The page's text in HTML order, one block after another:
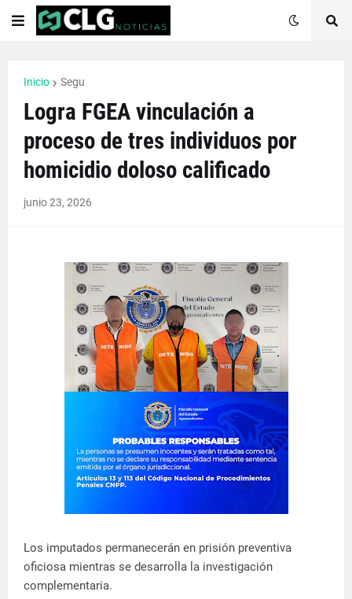
Inicio Segu
Logra FGEA vinculación a
proceso de tres individuos por
homicidio doloso calificado
junio 23, 2026
Los imputados permanecerán en prisión preventiva
oficiosa mientras se desarrolla la investigación
complementaria.